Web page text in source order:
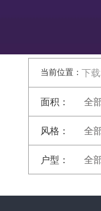
当前位置： 下
面积： 全
风格： 全
户型： 全